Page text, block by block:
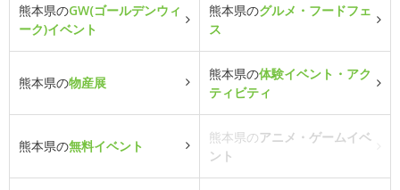
熊本県のGW(ゴールデンウィ
ーク)イベント
熊本県のグルメ・フードフェ
ス
熊本県の物産展
熊本県の体験イベント・アク
ティビティ
熊本県の無料イベント
熊本県のアニメ・ゲームイベ
ント